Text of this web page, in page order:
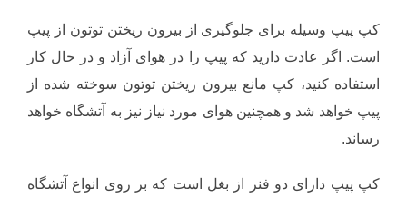
کپ پیپ وسیله برای جلوگیری از بیرون ریختن توتون از پیپ
است. اگر عادت دارید که پیپ را در هوای آزاد و در حال کار
استفاده کنید، کپ مانع بیرون ریختن توتون سوخته شده از
پیپ خواهد شد و همچنین هوای مورد نیاز نیز به آتشگاه خواهد
رساند.
کپ پیپ دارای دو فنر از بغل است که بر روی انواع آتشگاه